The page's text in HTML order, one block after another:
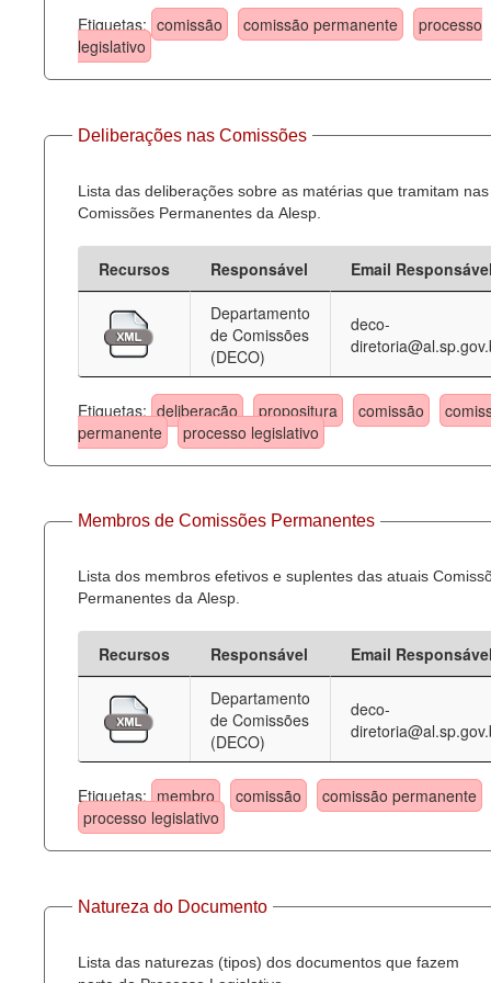
Etiquetas: comissão comissão permanente
processo
legislativo
Deliberações nas Comissões
Lista das deliberações sobre as matérias que tramitam nas
Comissões Permanentes da Alesp.
Recursos Responsável
Email
Departamento
de Comissões
(DECO)
deco-
Etiquetas: deliberação propositura comissão
permanente
processo legislativo
Membros de Comissões Permanentes
Lista dos membros efetivos e suplentes das atuais
Permanentes da Alesp.
Recursos Responsável
Email
Departamento
de Comissões
(DECO)
deco-
Etiquetas: membro comissão
comissão permanente
processo legislativo
Natureza do Documento
Lista das naturezas (tipos) dos documentos que fazem